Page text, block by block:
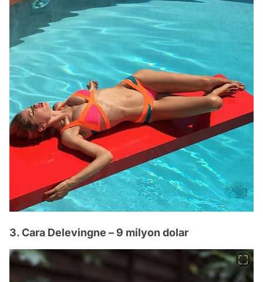
3. Cara Delevingne – 9 milyon dolar